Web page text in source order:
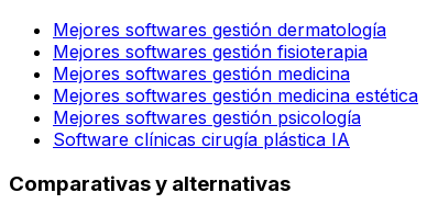
Mejores softwares gestión dermatología
Mejores softwares gestión fisioterapia
Mejores softwares gestión medicina
Mejores softwares gestión medicina estética
Mejores softwares gestión psicología
Software clínicas cirugía plástica IA
Comparativas y alternativas